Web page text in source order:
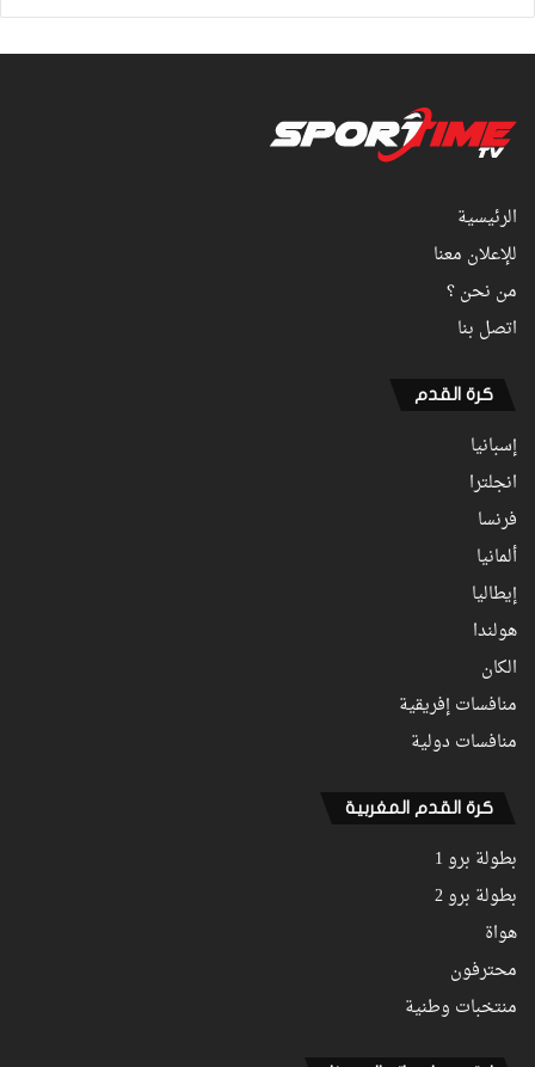
الرئيسية
للإعلان معنا
من نحن ؟
اتصل بنا
كرة القدم
إسبانيا
انجلترا
فرنسا
ألمانيا
إيطاليا
هولندا
الكان
منافسات إفريقية
منافسات دولية
كرة القدم المغربية
بطولة برو 1
بطولة برو 2
هواة
محترفون
منتخبات وطنية